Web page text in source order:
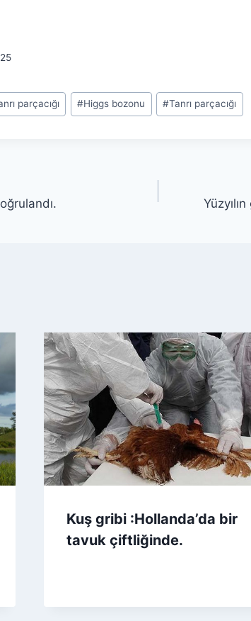
25
parçacığı #Higgs bozonu #Tanrı parçacığı
Kuş gribi :Hollanda’da bir
tavuk çiftliğinde.